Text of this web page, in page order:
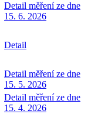
Detail měření ze dne
15. 6. 2026
Detail
Detail měření ze dne
15. 5. 2026
Detail měření ze dne
15. 4. 2026